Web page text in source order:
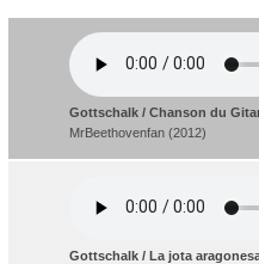
Gottschalk / Chanson du
MrBeethovenfan (2012)
Gottschalk / La jota